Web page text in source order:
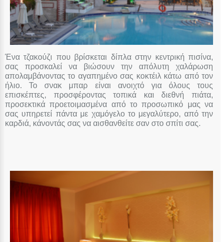
Ένα τζακούζι που βρίσκεται δίπλα στην κεντρική πισίνα,
σας προσκαλεί να βιώσουν την απόλυτη χαλάρωση
απολαμβάνοντας το αγαπημένο σας κοκτέιλ κάτω από τον
ήλιο. Το σνακ μπαρ είναι ανοιχτό για όλους τους
επισκέπτες, προσφέροντας τοπικά και διεθνή πιάτα,
προσεκτικά προετοιμασμένα από το προσωπικό μας να
σας υπηρετεί πάντα με χαμόγελο το μεγαλύτερο, από την
καρδιά, κάνοντάς σας να αισθανθείτε σαν στο σπίτι σας.